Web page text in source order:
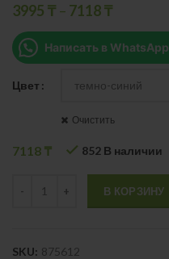
3995 ₸ – 7118₸
Написать в WhatsApp
Цвет
Очистить
7118 ₸ 852 В наличии
В КОРЗИНУ
SKU: 875612